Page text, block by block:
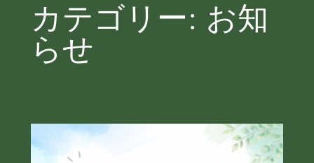
カテゴリー: お知
らせ